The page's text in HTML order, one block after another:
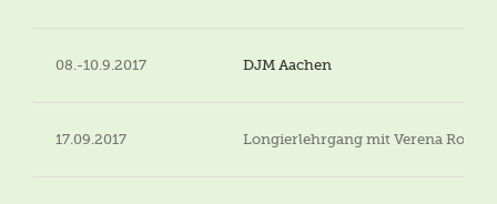
08.-10.9.2017 DJM Aachen
17.09.2017 Longierlehrgang mit Verena